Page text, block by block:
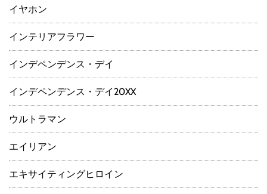
イヤホン
インテリアフラワー
インデペンデンス・デイ
インデペンデンス・デイ20XX
ウルトラマン
エイリアン
エキサイティングヒロイン